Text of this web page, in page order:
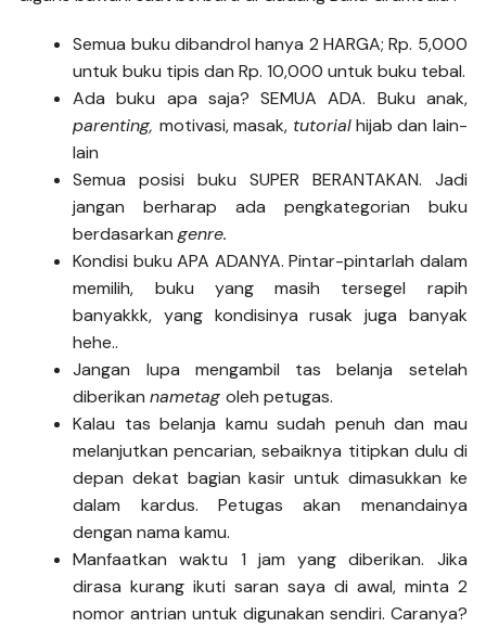
Semua buku dibandrol hanya 2 HARGA; Rp. 5,000
untuk buku tipis dan Rp. 10,000 untuk buku tebal.
Ada buku apa saja? SEMUA ADA. Buku anak,
parenting, motivasi, masak, tutorialhijab dan lain-
lain
Semua posisi buku SUPER BERANTAKAN. Jadi
jangan berharap ada pengkategorian buku
berdasarkangenre.
Kondisi buku APA ADANYA. Pintar-pintarlah dalam
memilih, buku yang masih tersegel rapih
banyakkk, yang kondisinya rusak juga banyak
hehe..
Jangan lupa mengambil tas belanja setelah
diberikannametagoleh petugas.
Kalau tas belanja kamu sudah penuh dan mau
melanjutkan pencarian, sebaiknya titipkan dulu di
depan dekat bagian kasir untuk dimasukkan ke
dalam kardus. Petugas akan menandainya
dengan nama kamu.
Manfaatkan waktu 1 jam yang diberikan. Jika
dirasa kurang ikuti saran saya di awal, minta 2
nomor antrian untuk digunakan sendiri. Caranya?